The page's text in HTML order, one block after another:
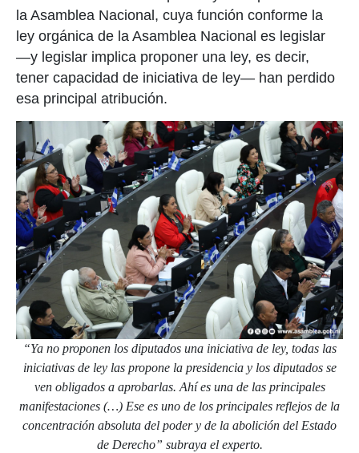
la Asamblea Nacional, cuya función conforme la
ley orgánica de la Asamblea Nacional es legislar
—y legislar implica proponer una ley, es decir,
tener capacidad de iniciativa de ley— han perdido
esa principal atribución.
“Ya no proponen los diputados una iniciativa de ley, todas las
iniciativas de ley las propone la presidencia y los diputados se
ven obligados a aprobarlas. Ahí es una de las principales
manifestaciones (…) Ese es uno de los principales reflejos de la
concentración absoluta del poder y de la abolición del Estado
de Derecho” subraya el experto.